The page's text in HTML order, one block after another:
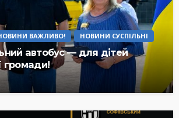
ВАЖЛИВО! НОВИНИ СУСПІЛЬНІ
автобус — для дітей
громади!